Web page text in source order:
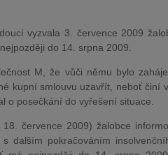
vyzvala 3. července 2009
do 14. srpna 2009.
M, že vůči němu bylo
kupní smlouvu uzavřít, neboť činí
o posečkání do vyřešení situace.
července 2009) žalobce
dalším pokračováním